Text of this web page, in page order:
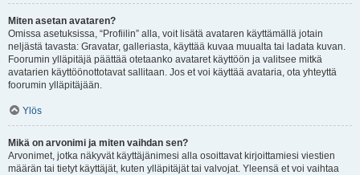
Miten asetan avataren?
Omissa asetuksissa, “Profiilin” alla, voit lisätä avataren käyttämällä jotain
neljästä tavasta: Gravatar, galleriasta, käyttää kuvaa muualta tai ladata kuvan.
Foorumin ylläpitäjä päättää otetaanko avataret käyttöön ja valitsee mitkä
avatarien käyttöönottotavat sallitaan. Jos et voi käyttää avataria, ota yhteyttä
foorumin ylläpitäjään.
Ylös
Mikä on arvonimi ja miten vaihdan sen?
Arvonimet, jotka näkyvät käyttäjänimesi alla osoittavat kirjoittamiesi viestien
määrän tai tietyt käyttäjät, kuten ylläpitäjät tai valvojat. Yleensä et voi vaihtaa